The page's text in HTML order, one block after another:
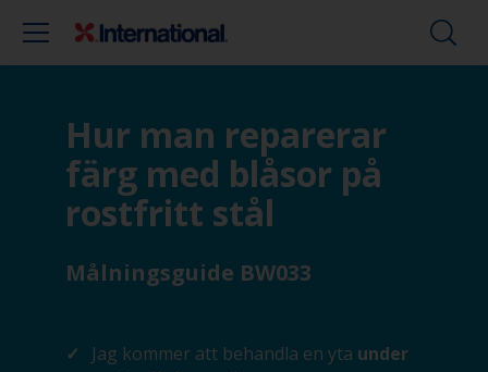
Hur man reparerar
färg med blåsor på
rostfritt stål
Målningsguide BW033
Jag kommer att behandla en yta under